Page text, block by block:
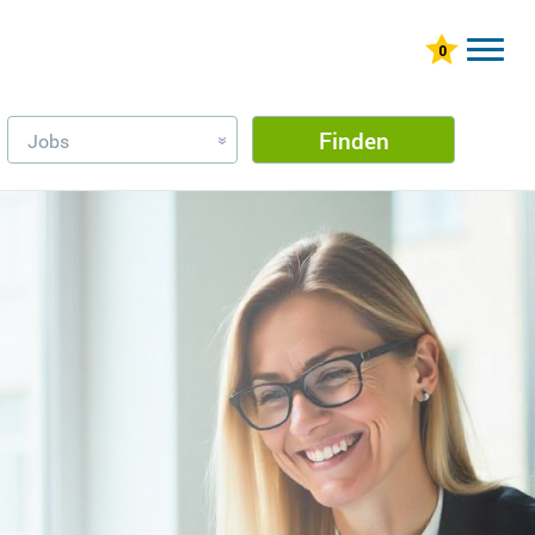
Jobs » Finden